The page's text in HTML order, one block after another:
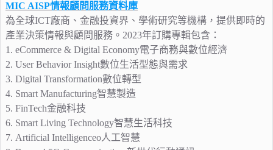
MIC AISP情報顧問服務資料庫
為全球ICT廠商、金融投資界、學術研究等機構，提供即時的
產業決策情報與顧問服務。2023年訂購專輯包含：
1. eCommerce & Digital Economy電子商務與數位經濟
2. User Behavior Insight數位生活型態與需求
3. Digital Transformation數位轉型
4. Smart Manufacturing智慧製造
5. FinTech金融科技
6. Smart Living Technology智慧生活科技
7. Artificial Intelligenceo人工智慧